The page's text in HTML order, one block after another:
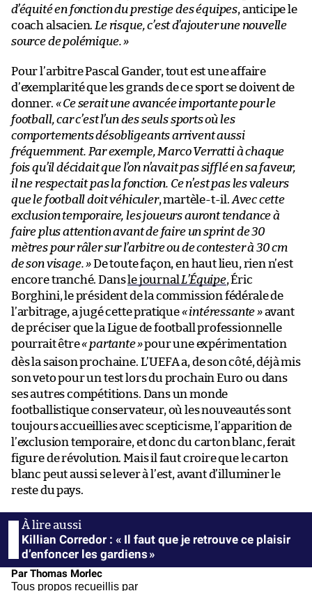
d’équité en fonction du prestige des équipes, anticipe le
coach alsacien. Le risque, c’est d’ajouter une nouvelle
source de polémique. »
Pour l’arbitre Pascal Gander, tout est une affaire
d’exemplarité que les grands de ce sport se doivent de
donner. « Ce serait une avancée importante pour le
football, car c’est l’un des seuls sports où les
comportements désobligeants arrivent aussi
fréquemment. Par exemple, Marco Verratti à chaque
fois qu’il décidait que l’on n’avait pas sifflé en sa faveur,
il ne respectait pas la fonction. Ce n’est pas les valeurs
que le football doit véhiculer, martèle-t-il. Avec cette
exclusion temporaire, les joueurs auront tendance à
faire plus attention avant de faire un sprint de 30
mètres pour râler sur l’arbitre ou de contester à 30 cm
de son visage. »De toute façon, en haut lieu, rien n’est
encore tranché. Dansle journal L’Équipe, Éric
Borghini, le président de la commission fédérale de
l’arbitrage, a jugé cette pratique« intéressante »avant
de préciser que la Ligue de football professionnelle
pourrait être« partante»pour une expérimentation
dès la saison prochaine. L’UEFA a, de son côté, déjà mis
son veto pour un test lors du prochain Euro ou dans
ses autres compétitions. Dans un monde
footballistique conservateur, où les nouveautés sont
toujours accueillies avec scepticisme, l’apparition de
l’exclusion temporaire, et donc du carton blanc, ferait
figure de révolution. Mais il faut croire que le carton
blanc peut aussi se lever à l’est, avant d’illuminer le
reste du pays.
Killian Corredor : « Il faut que je retrouve ce plaisir
d’enfoncer les gardiens »
Par Thomas Morlec
Tous propos recueillis par